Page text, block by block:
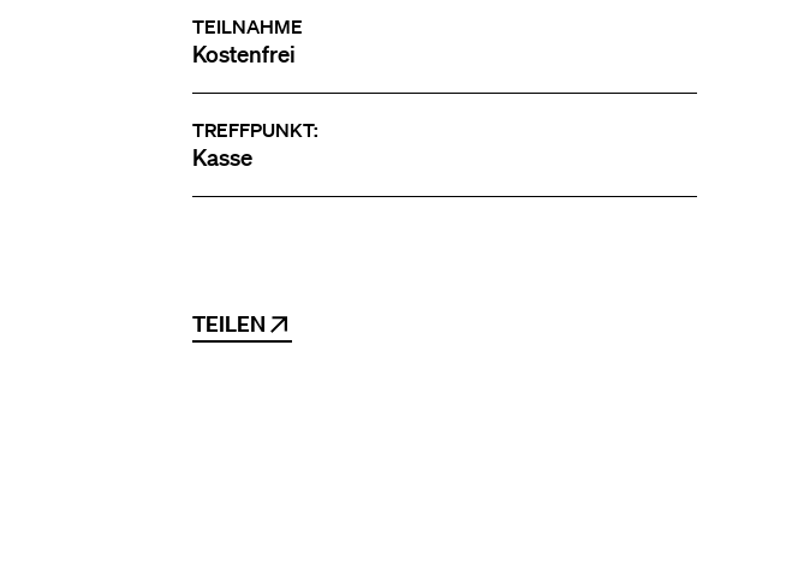
TEILNAHME
Kostenfrei
TREFFPUNKT:
Kasse
TEILEN